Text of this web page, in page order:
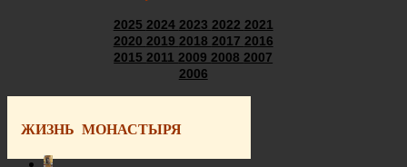
2025 2024 2023 2022 2021
2020 2019 2018 2017 2016
2015 2011 2009 2008 2007
2006
ЖИЗНЬ МОНАСТЫРЯ